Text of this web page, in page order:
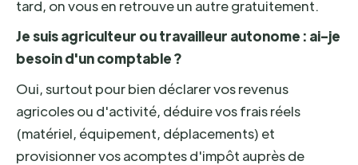
tard, on vous en retrouve un autre gratuitement.
Je suis agriculteur ou travailleur autonome : ai-je
besoin d'un comptable ?
Oui, surtout pour bien déclarer vos revenus
agricoles ou d'activité, déduire vos frais réels
(matériel, équipement, déplacements) et
provisionner vos acomptes d'impôt auprès de